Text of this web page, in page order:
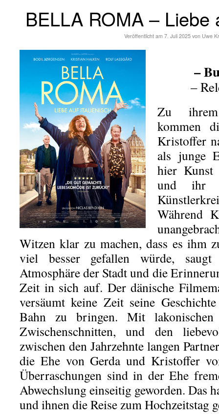
BELLA ROMA – Liebe
Veröffentlicht am 7. Juli 2025 von Uwe
–
–
Zu
kommen
Kristoffer
als junge
hier Kunst
und ihr
Während
Witzen klar zu machen, dass es ihm
viel besser gefallen würde,
Atmosphäre der Stadt und die
Zeit in sich auf. Der dänische
versäumt keine Zeit seine
Bahn zu bringen. Mit lakonischen
Zwischenschnitten, und den
zwischen den Jahrzehnte langen
die Ehe von Gerda und Kristoffer
Überraschungen sind in der Ehe
Abwechslung einseitig geworden. Das
und ihnen die Reise zum Hochzeitstag